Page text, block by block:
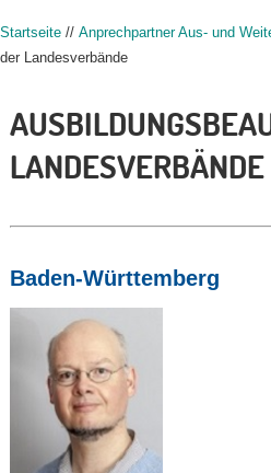
Startseite // Anprechpartner Aus- und
der Landesverbände
Baden-Württemberg